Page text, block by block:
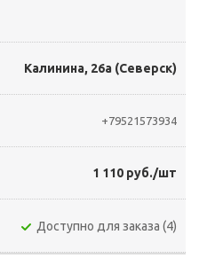
Калинина, 26а (Северск)
+79521573934
1 110 руб./шт
Доступно для заказа (4)